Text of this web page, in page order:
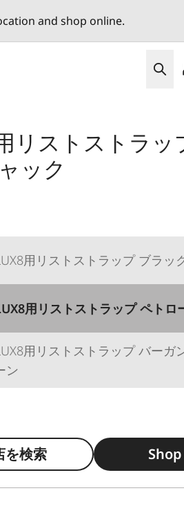
and shop online.
リストストラッ
ック
用リストストラップ ブラッ
用リストストラップ ペトロ
用リストストラップ バーガ
ン
を検索